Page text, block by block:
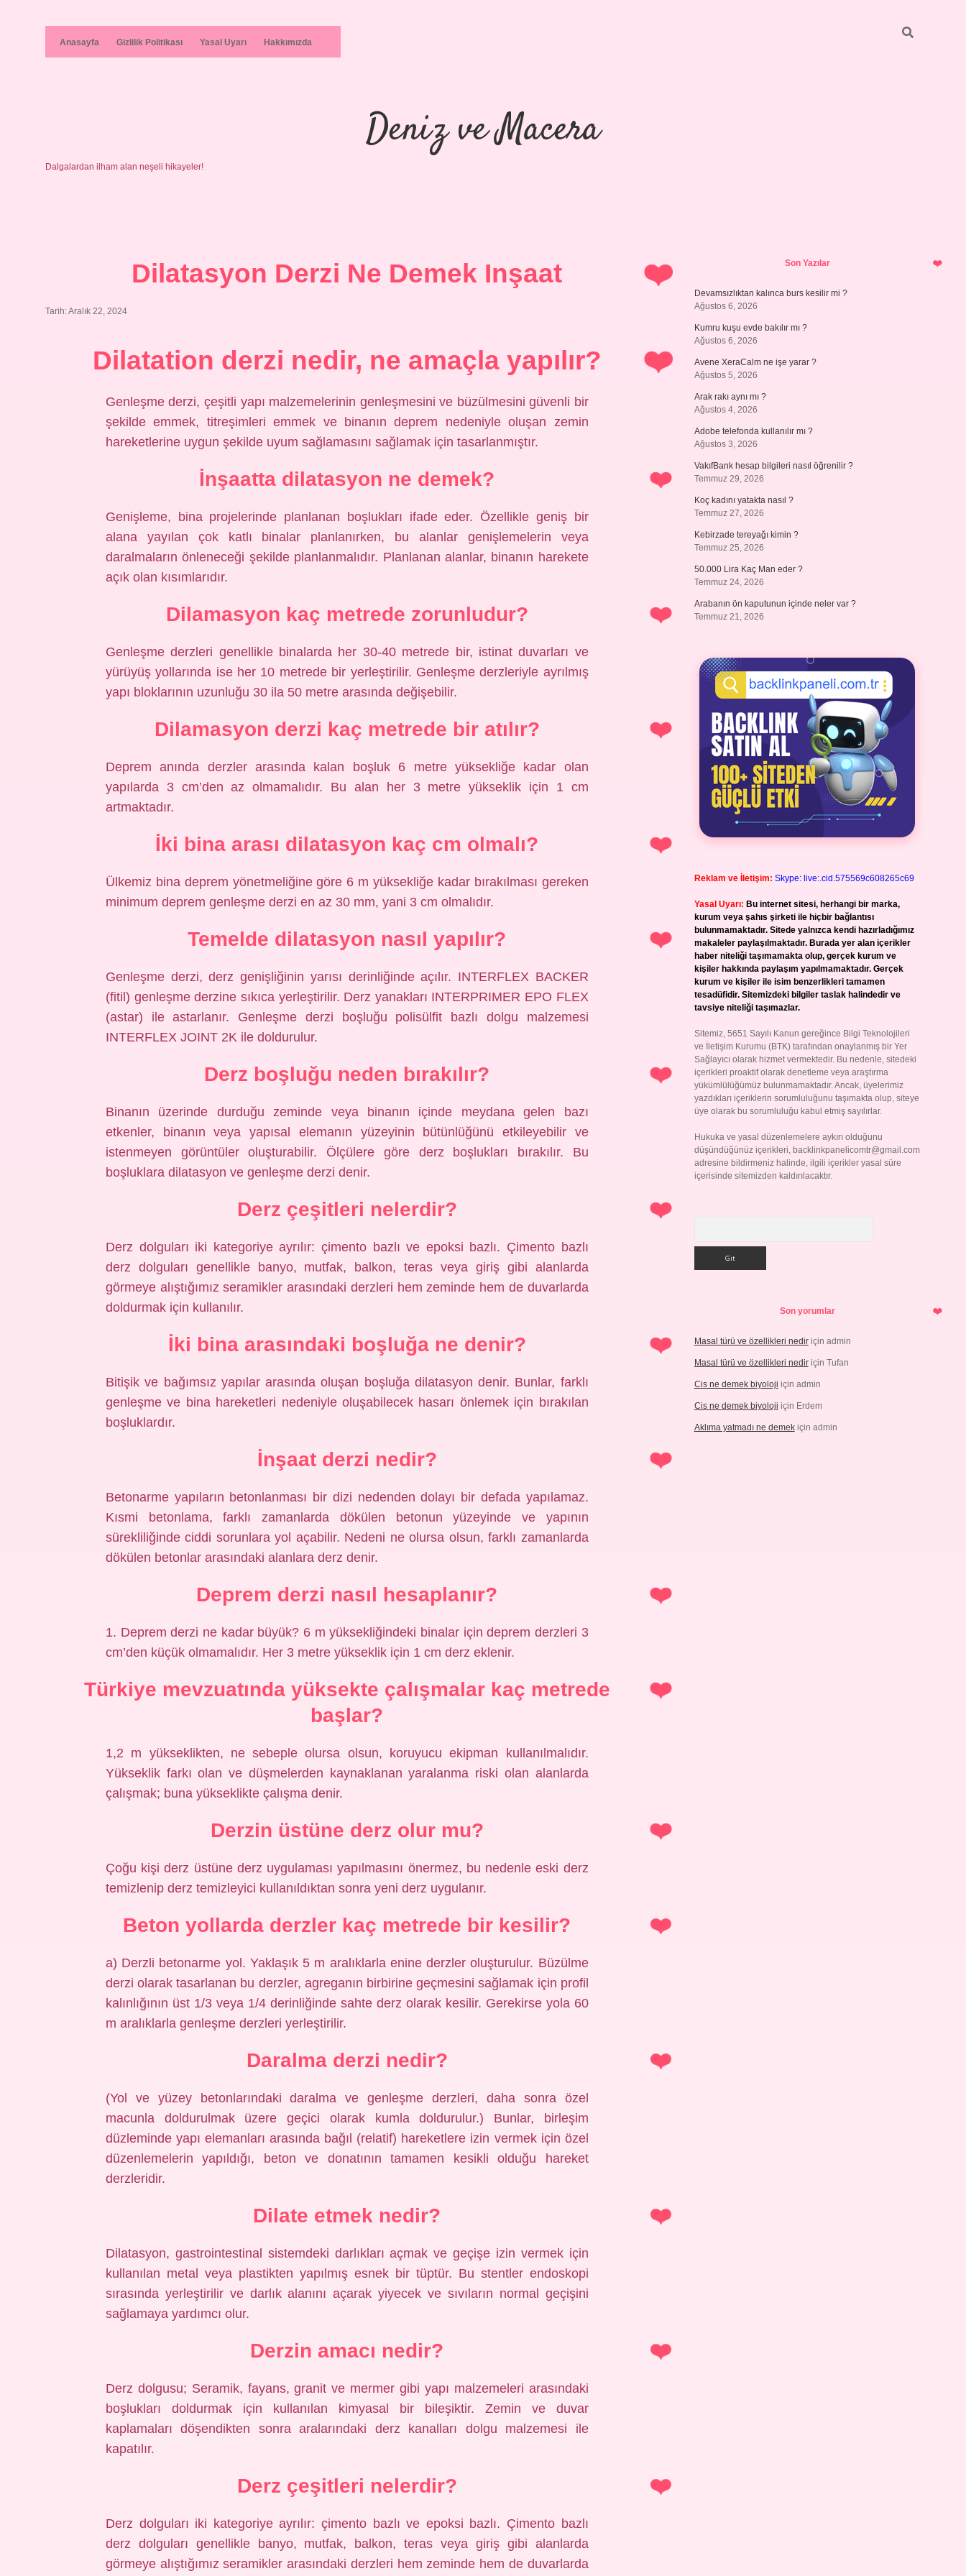
Anasayfa Gizlilik Politikası Yasal Uyarı Hakkımızda
Deniz ve Macera
Dalgalardan ilham alan neşeli hikayeler!
Dilatasyon Derzi Ne Demek Inşaat
Tarih: Aralık 22, 2024
Dilatation derzi nedir, ne amaçla yapılır?
Genleşme derzi, çeşitli yapı malzemelerinin genleşmesini ve büzülmesini güvenli bir
şekilde emmek, titreşimleri emmek ve binanın deprem nedeniyle oluşan zemin
hareketlerine uygun şekilde uyum sağlamasını sağlamak için tasarlanmıştır.
İnşaatta dilatasyon ne demek?
Genişleme, bina projelerinde planlanan boşlukları ifade eder. Özellikle geniş bir
alana yayılan çok katlı binalar planlanırken, bu alanlar genişlemelerin veya
daralmaların önleneceği şekilde planlanmalıdır. Planlanan alanlar, binanın harekete
açık olan kısımlarıdır.
Dilamasyon kaç metrede zorunludur?
Genleşme derzleri genellikle binalarda her 30-40 metrede bir, istinat duvarları ve
yürüyüş yollarında ise her 10 metrede bir yerleştirilir. Genleşme derzleriyle ayrılmış
yapı bloklarının uzunluğu 30 ila 50 metre arasında değişebilir.
Dilamasyon derzi kaç metrede bir atılır?
Deprem anında derzler arasında kalan boşluk 6 metre yüksekliğe kadar olan
yapılarda 3 cm’den az olmamalıdır. Bu alan her 3 metre yükseklik için 1 cm
artmaktadır.
İki bina arası dilatasyon kaç cm olmalı?
Ülkemiz bina deprem yönetmeliğine göre 6 m yüksekliğe kadar bırakılması gereken
minimum deprem genleşme derzi en az 30 mm, yani 3 cm olmalıdır.
Temelde dilatasyon nasıl yapılır?
Genleşme derzi, derz genişliğinin yarısı derinliğinde açılır. INTERFLEX BACKER
(fitil) genleşme derzine sıkıca yerleştirilir. Derz yanakları INTERPRIMER EPO FLEX
(astar) ile astarlanır. Genleşme derzi boşluğu polisülfit bazlı dolgu malzemesi
INTERFLEX JOINT 2K ile doldurulur.
Derz boşluğu neden bırakılır?
Binanın üzerinde durduğu zeminde veya binanın içinde meydana gelen bazı
etkenler, binanın veya yapısal elemanın yüzeyinin bütünlüğünü etkileyebilir ve
istenmeyen görüntüler oluşturabilir. Ölçülere göre derz boşlukları bırakılır. Bu
boşluklara dilatasyon ve genleşme derzi denir.
Derz çeşitleri nelerdir?
Derz dolguları iki kategoriye ayrılır: çimento bazlı ve epoksi bazlı. Çimento bazlı
derz dolguları genellikle banyo, mutfak, balkon, teras veya giriş gibi alanlarda
görmeye alıştığımız seramikler arasındaki derzleri hem zeminde hem de duvarlarda
doldurmak için kullanılır.
İki bina arasındaki boşluğa ne denir?
Bitişik ve bağımsız yapılar arasında oluşan boşluğa dilatasyon denir. Bunlar, farklı
genleşme ve bina hareketleri nedeniyle oluşabilecek hasarı önlemek için bırakılan
boşluklardır.
İnşaat derzi nedir?
Betonarme yapıların betonlanması bir dizi nedenden dolayı bir defada yapılamaz.
Kısmi betonlama, farklı zamanlarda dökülen betonun yüzeyinde ve yapının
sürekliliğinde ciddi sorunlara yol açabilir. Nedeni ne olursa olsun, farklı zamanlarda
dökülen betonlar arasındaki alanlara derz denir.
Deprem derzi nasıl hesaplanır?
1. Deprem derzi ne kadar büyük? 6 m yüksekliğindeki binalar için deprem derzleri 3
cm’den küçük olmamalıdır. Her 3 metre yükseklik için 1 cm derz eklenir.
Türkiye mevzuatında yüksekte çalışmalar kaç metrede
başlar?
1,2 m yükseklikten, ne sebeple olursa olsun, koruyucu ekipman kullanılmalıdır.
Yükseklik farkı olan ve düşmelerden kaynaklanan yaralanma riski olan alanlarda
çalışmak; buna yükseklikte çalışma denir.
Derzin üstüne derz olur mu?
Çoğu kişi derz üstüne derz uygulaması yapılmasını önermez, bu nedenle eski derz
temizlenip derz temizleyici kullanıldıktan sonra yeni derz uygulanır.
Beton yollarda derzler kaç metrede bir kesilir?
a) Derzli betonarme yol. Yaklaşık 5 m aralıklarla enine derzler oluşturulur. Büzülme
derzi olarak tasarlanan bu derzler, agreganın birbirine geçmesini sağlamak için profil
kalınlığının üst 1/3 veya 1/4 derinliğinde sahte derz olarak kesilir. Gerekirse yola 60
m aralıklarla genleşme derzleri yerleştirilir.
Daralma derzi nedir?
(Yol ve yüzey betonlarındaki daralma ve genleşme derzleri, daha sonra özel
macunla doldurulmak üzere geçici olarak kumla doldurulur.) Bunlar, birleşim
düzleminde yapı elemanları arasında bağıl (relatif) hareketlere izin vermek için özel
düzenlemelerin yapıldığı, beton ve donatının tamamen kesikli olduğu hareket
derzleridir.
Dilate etmek nedir?
Dilatasyon, gastrointestinal sistemdeki darlıkları açmak ve geçişe izin vermek için
kullanılan metal veya plastikten yapılmış esnek bir tüptür. Bu stentler endoskopi
sırasında yerleştirilir ve darlık alanını açarak yiyecek ve sıvıların normal geçişini
sağlamaya yardımcı olur.
Derzin amacı nedir?
Derz dolgusu; Seramik, fayans, granit ve mermer gibi yapı malzemeleri arasındaki
boşlukları doldurmak için kullanılan kimyasal bir bileşiktir. Zemin ve duvar
kaplamaları döşendikten sonra aralarındaki derz kanalları dolgu malzemesi ile
kapatılır.
Derz çeşitleri nelerdir?
Derz dolguları iki kategoriye ayrılır: çimento bazlı ve epoksi bazlı. Çimento bazlı
derz dolguları genellikle banyo, mutfak, balkon, teras veya giriş gibi alanlarda
görmeye alıştığımız seramikler arasındaki derzleri hem zeminde hem de duvarlarda
SidebarSon Yazılar
Devamsızlıktan kalınca burs kesilir mi ?
Ağustos 6, 2026
Kumru kuşu evde bakılır mı ?
Ağustos 6, 2026
Avene XeraCalm ne işe yarar ?
Ağustos 5, 2026
Arak rakı aynı mı ?
Ağustos 4, 2026
Adobe telefonda kullanılır mı ?
Ağustos 3, 2026
VakıfBank hesap bilgileri nasıl öğrenilir ?
Temmuz 29, 2026
Koç kadını yatakta nasıl ?
Temmuz 27, 2026
Kebirzade tereyağı kimin ?
Temmuz 25, 2026
50.000 Lira Kaç Man eder ?
Temmuz 24, 2026
Arabanın ön kaputunun içinde neler var ?
Temmuz 21, 2026
Reklam ve İletişim: Skype: live:.cid.575569c608265c69
Yasal Uyarı: Bu internet sitesi, herhangi bir marka,
kurum veya şahıs şirketi ile hiçbir bağlantısı
bulunmamaktadır. Sitede yalnızca kendi hazırladığımız
makaleler paylaşılmaktadır. Burada yer alan içerikler
haber niteliği taşımamakta olup, gerçek kurum ve
kişiler hakkında paylaşım yapılmamaktadır. Gerçek
kurum ve kişiler ile isim benzerlikleri tamamen
tesadüfidir. Sitemizdeki bilgiler taslak halindedir ve
tavsiye niteliği taşımazlar.
Sitemiz, 5651 Sayılı Kanun gereğince Bilgi Teknolojileri
ve İletişim Kurumu (BTK) tarafından onaylanmış bir Yer
Sağlayıcı olarak hizmet vermektedir. Bu nedenle, sitedeki
içerikleri proaktif olarak denetleme veya araştırma
yükümlülüğümüz bulunmamaktadır. Ancak, üyelerimiz
yazdıkları içeriklerin sorumluluğunu taşımakta olup, siteye
üye olarak bu sorumluluğu kabul etmiş sayılırlar.
Hukuka ve yasal düzenlemelere aykırı olduğunu
düşündüğünüz içerikleri, backlinkpanelicomtr@gmail.com
adresine bildirmeniz halinde, ilgili içerikler yasal süre
içerisinde sitemizden kaldırılacaktır.
Son yorumlar
Masal türü ve özellikleri nediriçin admin
Masal türü ve özellikleri nediriçin Tufan
Cis ne demek biyoloji için admin
Cis ne demek biyoloji için Erdem
Aklıma yatmadı ne demekiçin admin